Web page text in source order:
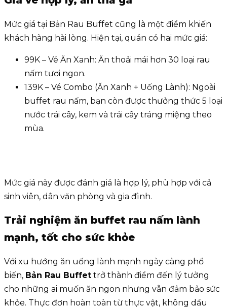
Mức giá tại Bản Rau Buffet cũng là một điểm khiến
khách hàng hài lòng. Hiện tại, quán có hai mức giá:
99K – Vé Ăn Xanh: Ăn thoải mái hơn 30 loại rau
nấm tươi ngon.
139K – Vé Combo (Ăn Xanh + Uống Lành): Ngoài
buffet rau nấm, bạn còn được thưởng thức 5 loại
nước trái cây, kem và trái cây tráng miệng theo
mùa.
Mức giá này được đánh giá là hợp lý, phù hợp với cả
sinh viên, dân văn phòng và gia đình.
Trải nghiệm ăn buffet rau nấm lành
mạnh, tốt cho sức khỏe
Với xu hướng ăn uống lành mạnh ngày càng phổ
biến, Bản Rau Buffet trở thành điểm đến lý tưởng
cho những ai muốn ăn ngon nhưng vẫn đảm bảo sức
khỏe. Thực đơn hoàn toàn từ thực vật, không dầu